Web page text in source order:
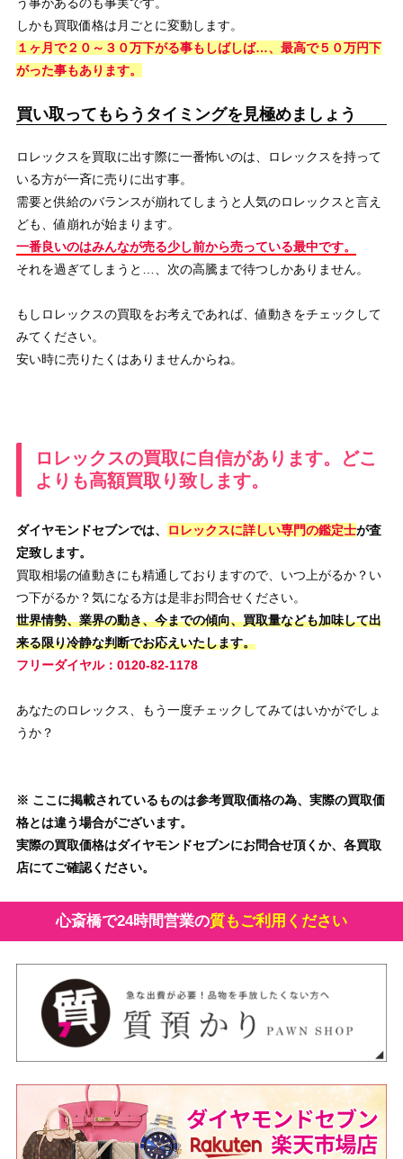
しかも買取価格は月ごとに変動します。
１ヶ月で２０～３０万下がる事もしばしば…、最高で５０万円下
がった事もあります。
買い取ってもらうタイミングを見極めましょう
ロレックスを買取に出す際に一番怖いのは、ロレックスを持って
いる方が一斉に売りに出す事。
需要と供給のバランスが崩れてしまうと人気のロレックスと言え
ども、値崩れが始まります。
一番良いのはみんなが売る少し前から売っている最中です。
それを過ぎてしまうと…、次の高騰まで待つしかありません。
もしロレックスの買取をお考えであれば、値動きをチェックして
みてください。
安い時に売りたくはありませんからね。
ロレックスの買取に自信があります。どこ
よりも高額買取り致します。
ダイヤモンドセブンでは、 ロレックスに詳しい専門の鑑定士が査
定致します。
買取相場の値動きにも精通しておりますので、いつ上がるか？い
つ下がるか？気になる方は是非お問合せください。
世界情勢、業界の動き、今までの傾向、買取量なども加味して出
来る限り冷静な判断でお応えいたします。
フリーダイヤル：0120-82-1178
あなたのロレックス、もう一度チェックしてみてはいかがでしょ
うか？
※ ここに掲載されているものは参考買取価格の為、実際の買取価
格とは違う場合がございます。
実際の買取価格はダイヤモンドセブンにお問合せ頂くか、各買取
店にてご確認ください。
心斎橋で24時間営業の質もご利用ください